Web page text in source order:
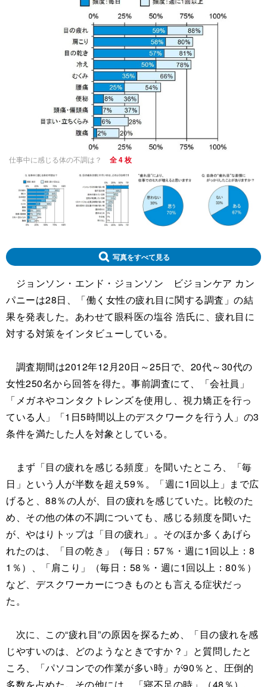
仕事中に感じる体の不調は？ 全 4 枚
写真をすべて見る
ジョンソン・エンド・ジョンソン ビジョンケア カン
パニーは28日、「働く女性の疲れ目に関する調査」の結
果を発表した。あわせて眼科医の塩谷 浩氏に、疲れ目に
対する対策をインタビューしている。
調査期間は2012年12月20日～25日で、20代～30代の
女性250名から回答を得た。事前調査にて、「会社員」
「メガネやコンタクトレンズを使用し、視力矯正を行っ
ている人」「1日5時間以上のデスクワークを行う人」の3
条件を満たした人を対象としている。
まず「目の疲れを感じる頻度」を聞いたところ、「毎
日」という人が半数を超え59％。「週に1回以上」まで広
げると、88％の人が、目の疲れを感じていた。比較のた
め、その他の体の不調についても、感じる頻度を聞いた
が、やはりトップは「目の疲れ」。そのほか多くあげら
れたのは、「目の乾き」（毎日：57％・週に1回以上：8
1％）、「肩こり」（毎日：58％・週に1回以上：80％）
など、デスクワーカーにつきものとも言える症状だっ
た。
次に、この“疲れ目”の原因を探るため、「目の疲れを感
じやすいのは、どのようなときですか？」と質問したと
ころ、「パソコンでの作業が多い時」が90％と、圧倒的